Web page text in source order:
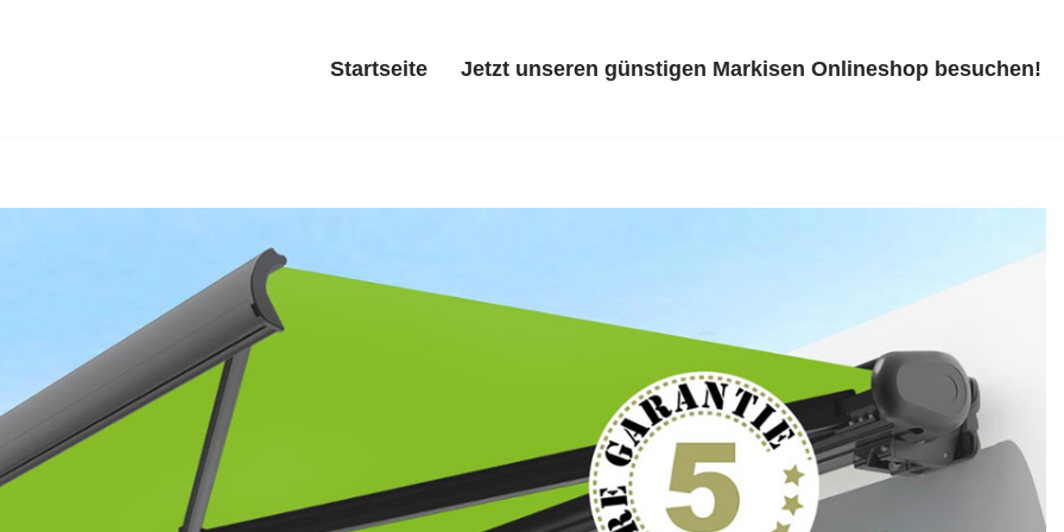
Startseite Jetzt unseren günstigen Markisen Onlineshop besuchen!